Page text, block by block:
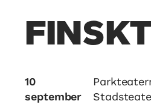
10
september